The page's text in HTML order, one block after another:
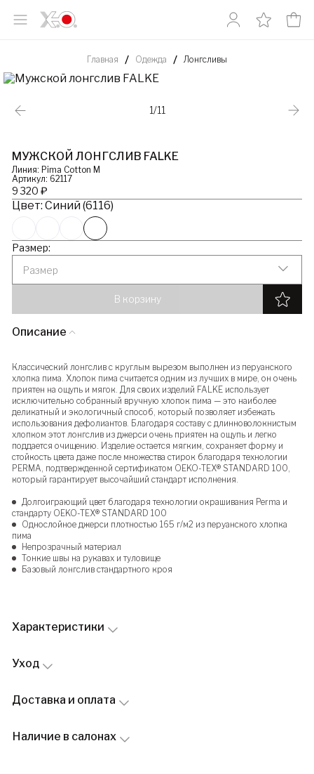
Главная Одежда Лонгсливы
1/11
МУЖСКОЙ ЛОНГСЛИВ FALKE
Линия: Pima Cotton M
Артикул: 62117
9 320 ₽
Цвет: Синий (6116)
Размер:
Размер
В корзину
Описание
Классический лонгслив с круглым вырезом выполнен из перуанского
хлопка пима. Хлопок пима считается одним из лучших в мире, он очень
приятен на ощупь и мягок. Для своих изделий FALKE использует
исключительно собранный вручную хлопок пима — это наиболее
деликатный и экологичный способ, который позволяет избежать
использования дефолиантов. Благодаря составу с длинноволокнистым
хлопком этот лонгслив из джерси очень приятен на ощупь и легко
поддается очищению. Изделие остается мягким, сохраняет форму и
стойкость цвета даже после множества стирок благодаря технологии
PERMA, подтвержденной сертификатом OEKO-TEX® STANDARD 100,
который гарантирует высочайший стандарт исполнения.
Долгоиграющий цвет благодаря технологии окрашивания Perma и
стандарту OEKO-TEX® STANDARD 100
Однослойное джерси плотностью 165 г/м2 из перуанского хлопка
пима
Непрозрачный материал
Тонкие швы на рукавах и туловище
Базовый лонгслив стандартного кроя
Характеристики
Уход
Доставка и оплата
Наличие в салонах